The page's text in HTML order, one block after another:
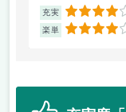
充実 4
楽単 4